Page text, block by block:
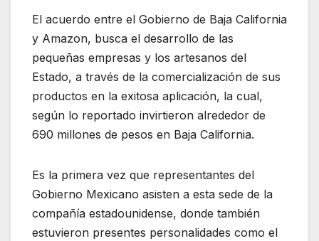
El acuerdo entre el Gobierno de Baja California
y Amazon, busca el desarrollo de las
pequeñas empresas y los artesanos del
Estado, a través de la comercialización de sus
productos en la exitosa aplicación, la cual,
según lo reportado invirtieron alrededor de
690 millones de pesos en Baja California.
Es la primera vez que representantes del
Gobierno Mexicano asisten a esta sede de la
compañía estadounidense, donde también
estuvieron presentes personalidades como el